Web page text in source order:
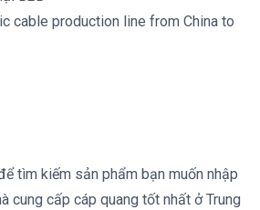
cable production line from China to
tìm kiếm sản phẩm bạn muốn nhập
cung cấp cáp quang tốt nhất ở Trung